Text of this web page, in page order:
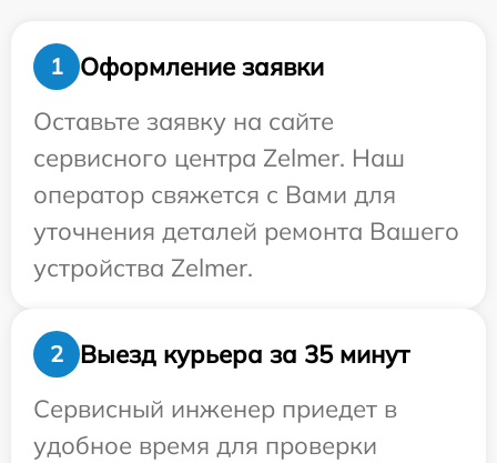
1
Оформление заявки
Оставьте заявку на сайте
сервисного центра Zelmer. Наш
оператор свяжется с Вами для
уточнения деталей ремонта Вашего
устройства Zelmer.
2
Выезд курьера за 35 минут
Сервисный инженер приедет в
удобное время для проверки